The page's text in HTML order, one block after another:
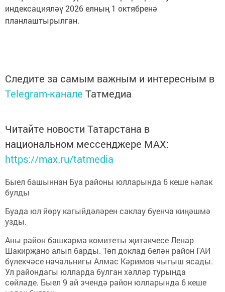
индексацияләү 2026 елның 1 октябренә
планлаштырылган.
Следите за самым важным и интересным в
Telegram-канале Татмедиа
Читайте новости Татарстана в
национальном мессенджере MАХ:
https://max.ru/tatmedia
Быел башыннан Буа районы юлларында 6 кеше һәлак
булды
Буада юл йөрү кагыйдәләрен саклау буенча киңәшмә
узды.
Аны район башкарма комитеты җитәкчесе Ленар
Шакирҗано алып барды. Төп доклад белән район ГАИ
бүлекчәсе начальнигы Алмас Кәримов чыгыш ясады.
Ул райондагы юлларда булган хәлләр турында
сөйләде. Быел 9 ай эчендә район юлларында 6 кеше